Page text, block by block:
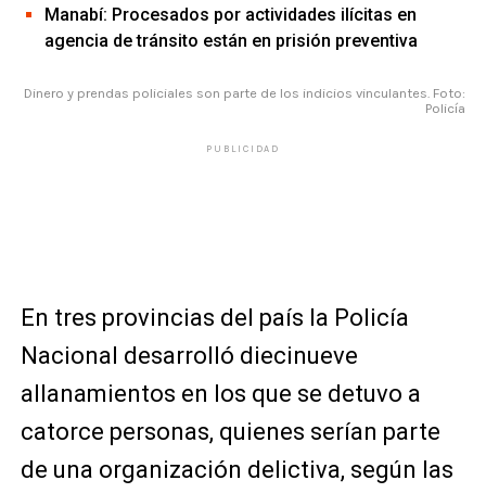
Manabí: Procesados por actividades ilícitas en
agencia de tránsito están en prisión preventiva
Dinero y prendas policiales son parte de los indicios vinculantes. Foto:
Policía
PUBLICIDAD
En tres provincias del país la Policía
Nacional desarrolló diecinueve
allanamientos en los que se detuvo a
catorce personas, quienes serían parte
de una organización delictiva, según las